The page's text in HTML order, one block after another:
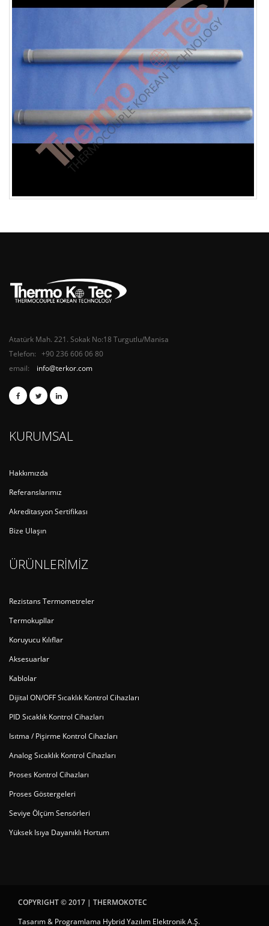
Atatürk Mah. 221. Sokak No:18 Turgutlu/Manisa
Telefon: +90 236 606 06 80
email: info@terkor.com
KURUMSAL
Hakkımızda
Referanslarımız
Akreditasyon Sertifikası
Bize Ulaşın
ÜRÜNLERİMİZ
Rezistans Termometreler
Termokupllar
Koruyucu Kılıflar
Aksesuarlar
Kablolar
Dijital ON/OFF Sıcaklık Kontrol Cihazları
PID Sıcaklık Kontrol Cihazları
Isıtma / Pişirme Kontrol Cihazları
Analog Sıcaklık Kontrol Cihazları
Proses Kontrol Cihazları
Proses Göstergeleri
Seviye Ölçüm Sensörleri
Yüksek Isıya Dayanıklı Hortum
COPYRIGHT © 2017 | THERMOKOTEC
Tasarım & Programlama Hybrid Yazılım Elektronik A.Ş.